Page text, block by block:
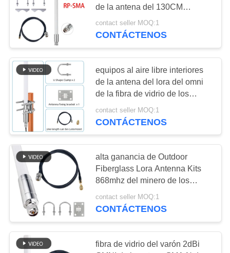
NOTICIAS
CASOS
UNA
CITA
VR
MAPA
DEL
SITIO
de la antena del 130CM
868mhz Omni
contact seller MOQ:1
CONTÁCTENOS
equipos al aire libre interiores
de la antena del lora del omni
de la fibra de vidrio de los
apuroses del helio de 868mhz
9dbi 8dbi 4dbi Bobcat Rak
contact seller MOQ:1
CONTÁCTENOS
alta ganancia de Outdoor
Fiberglass Lora Antenna Kits
868mhz del minero de los
apuroses del helio de 12Dbi
8dbi 5.8dbi
contact seller MOQ:1
CONTÁCTENOS
fibra de vidrio del varón 2dBi